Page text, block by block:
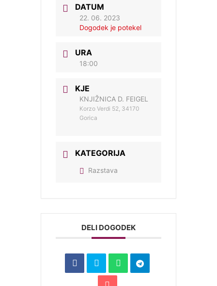
DATUM
22. 06. 2023
Dogodek je potekel
URA
18:00
KJE
KNJIŽNICA D. FEIGEL
Korzo Verdi 52, 34170
Gorica
KATEGORIJA
Razstava
DELI DOGODEK